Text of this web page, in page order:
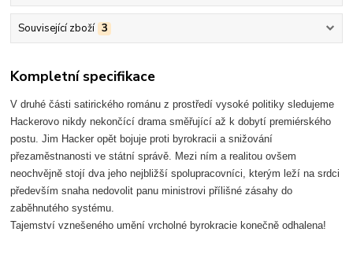
Související zboží 3
Kompletní specifikace
V druhé části satirického románu z prostředí vysoké politiky sledujeme
Hackerovo nikdy nekončící drama směřující až k dobytí premiérského
postu. Jim Hacker opět bojuje proti byrokracii a snižování
přezaměstnanosti ve státní správě. Mezi ním a realitou ovšem
neochvějně stojí dva jeho nejbližší spolupracovníci, kterým leží na srdci
především snaha nedovolit panu ministrovi přílišné zásahy do
zaběhnutého systému.
Tajemství vznešeného umění vrcholné byrokracie konečně odhalena!